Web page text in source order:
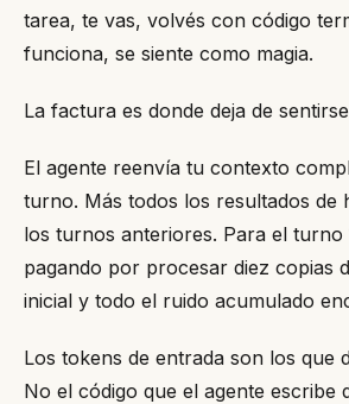
tarea, te vas, volvés con código
funciona, se siente como magia.
La factura es donde deja de
El agente reenvía tu contexto
turno. Más todos los resultados de
los turnos anteriores. Para el turno
pagando por procesar diez copias
inicial y todo el ruido acumulado
Los tokens de entrada son los que
No el código que el agente escribe